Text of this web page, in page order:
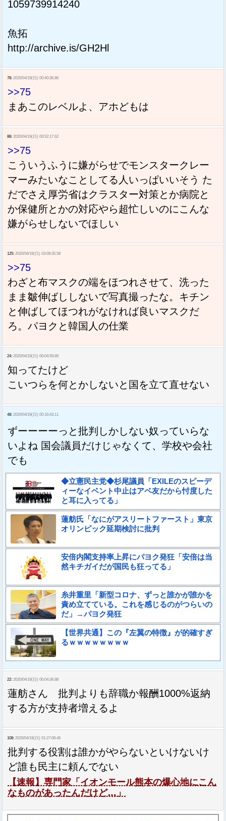
1059739914240
魚拓
http://archive.is/GH2Hl
78: 2020/04/19(日) 00:40:36.86
>>75
まあこのレベルよ、アホどもは
88: 2020/04/19(日) 00:52:17.62
>>75
こういうふうに嫌がらせでモンスタークレー
マーみたいなことしてる人いっぱいいそう た
だでさえ厚労省はクラスター対策とか病院と
か保健所とかの対応やら超忙しいのにこんな
嫌がらせしないでほしい
125: 2020/04/19(日) 03:09:35.58
>>75
わざと布マスクの端をほつれさせて、洗った
まま皺伸ばししないで写真撮ったな。キチン
と伸ばしてほつれがなければ良いマスクだ
ろ。パヨクと韓国人の仕業
24: 2020/04/19(日) 00:04:59.89
知ってたけど
こいつらを何とかしないと国を立て直せない
48: 2020/04/19(日) 00:16:43.11
ずーーーーっと批判しかしない奴っていらな
いよね 国会議員だけじゃなくて、学校や会社
でも
◆立憲民主党◆杉尾議員「EXILEのスピーデ
ィーなイベント中止はアベ友だから忖度した
と耳に入ってる」
蓮舫氏「なにがアスリートファースト」東京
オリンピック延期検討に批判
安倍内閣支持率上昇にパヨク発狂「安倍は当
然キチガイだが国民も狂ってる」
糸井重里「新型コロナ、ずっと誰かが誰かを
責め立てている。これを感じるのがつらいの
だ」→パヨク発狂
【世界共通】この『左翼の特徴』が的確すぎ
るｗｗｗｗｗｗｗｗ
22: 2020/04/19(日) 00:04:36.88
蓮舫さん 批判よりも辞職か報酬1000%返納
する方が支持者増えるよ
108: 2020/04/19(日) 01:27:08.46
批判する役割は誰かがやらないといけないけ
ど誰も民主に頼んでない
【速報】専門家「イオンモール熊本の爆心地にこん
なものがあったんだけど…」